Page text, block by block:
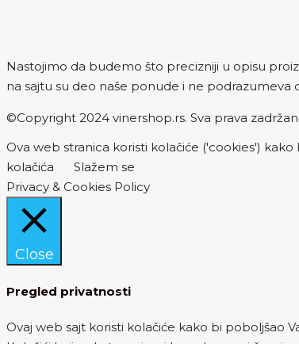
Nastojimo da budemo što precizniji u opisu
na sajtu su deo naše ponude i ne
©Copyright 2024 vinershop.rs. Sva prava
Ova web stranica koristi kolačiće ('cookies')
kolačića
Slažem se
Privacy & Cookies Policy
Close
Pregled privatnosti
Ovaj web sajt koristi kolačiće kako bi poboljšao